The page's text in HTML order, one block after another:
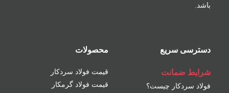
باشد.
دسترسی سریع
شرایط ضمانت
فولاد سردکار چیست؟
محصولات
قیمت فولاد سردکار
قیمت فولاد گرمکار